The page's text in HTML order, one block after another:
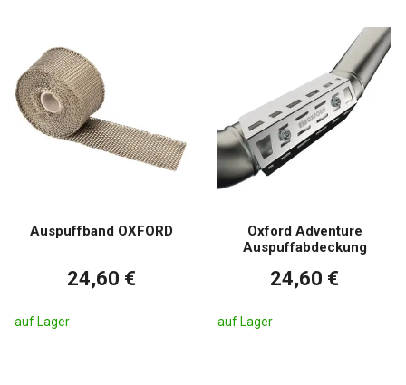
Auspuffband OXFORD
24,60 €
auf Lager
Oxford Adventure
Auspuffabdeckung
24,60 €
auf Lager